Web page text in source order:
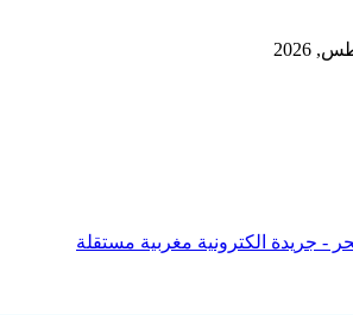
- جريدة الكترونية مغربية مستقلة